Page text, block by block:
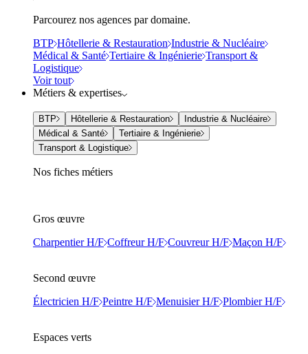
Parcourez nos agences par domaine.
BTP Hôtellerie & Restauration Industrie & Nucléaire
Médical & Santé Tertiaire & Ingénierie Transport &
Logistique
Voir tout
Métiers & expertises
BTP Hôtellerie & Restauration
Industrie & Nucléaire
Médical & Santé
Tertiaire & Ingénierie
Transport & Logistique
Nos fiches métiers
Gros œuvre
Charpentier H/F Coffreur H/F Couvreur H/F Maçon H/F
Second œuvre
Électricien H/F Peintre H/F Menuisier H/F Plombier H/F
Espaces verts